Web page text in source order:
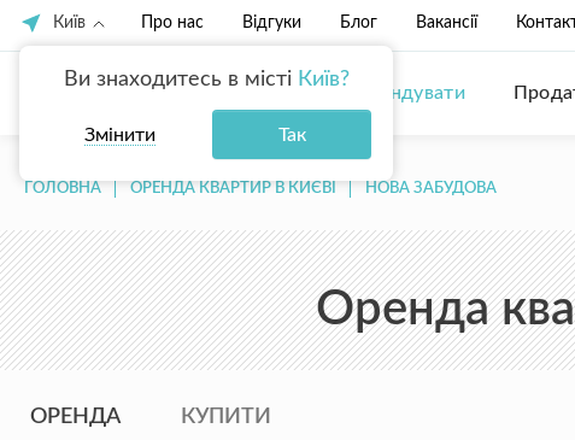
Київ
Ви знаходитесь в місті Київ?
Змінити Так
Про нас Відгуки Блог Вакансії
Орендувати
ГОЛОВНА ОРЕНДА КВАРТИР В КИЄВІ НОВА ЗАБУДОВА
Оренда
ОРЕНДА КУПИТИ